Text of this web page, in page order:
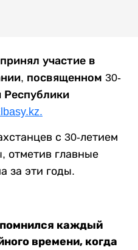
участие в
посвященном 30-
с 30-летием
отметив главные
за эти годы.
каждый
времени, когда